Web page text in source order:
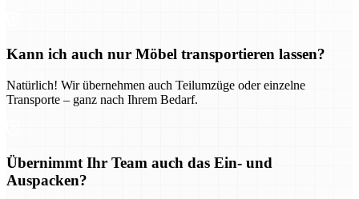
Kann ich auch nur Möbel transportieren lassen?
Natürlich! Wir übernehmen auch Teilumzüge oder einzelne
Transporte – ganz nach Ihrem Bedarf.
Übernimmt Ihr Team auch das Ein- und
Auspacken?